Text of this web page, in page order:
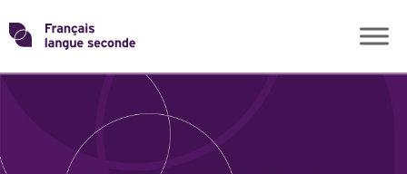
Skip
toTransformons
THÈMES